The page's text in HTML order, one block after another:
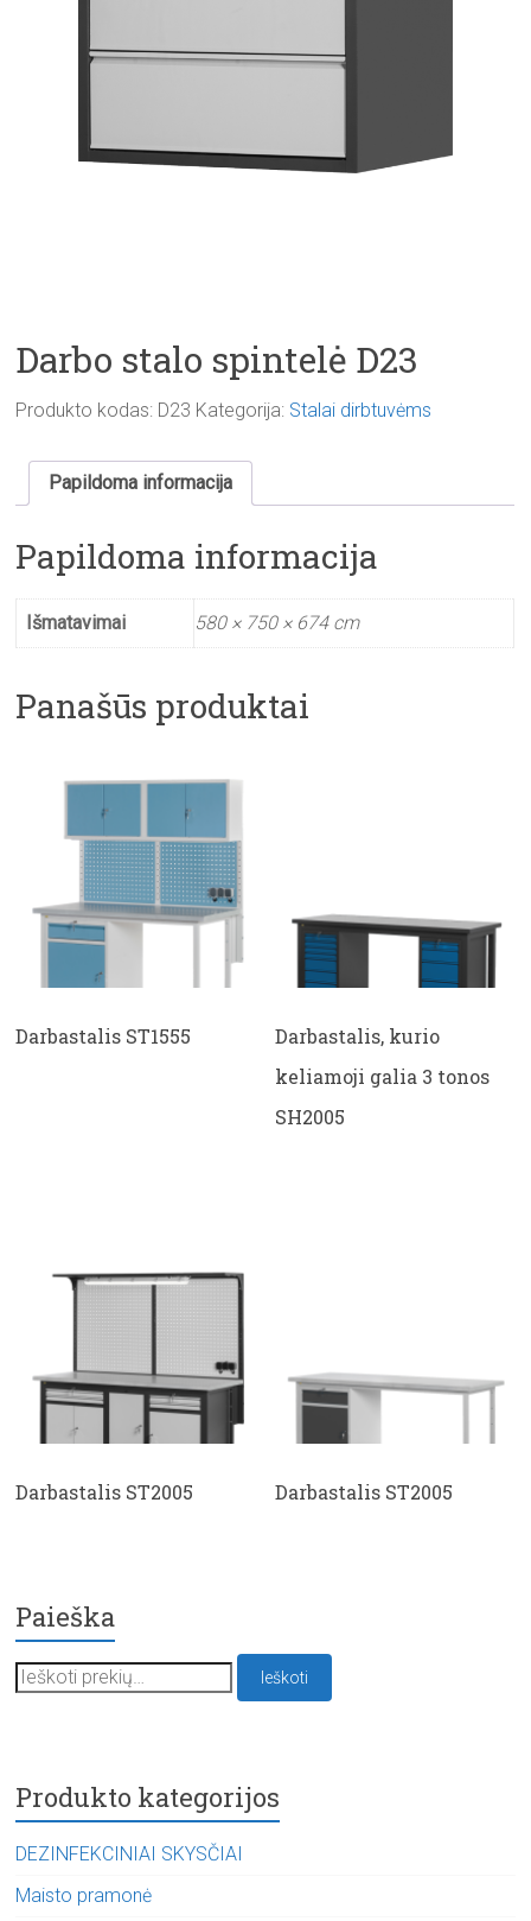
Darbo stalo spintelė D23
Produkto kodas: D23 Kategorija: Stalai dirbtuvėms
Papildoma informacija
Papildoma informacija
Išmatavimai 580 × 750 × 674 cm
Panašūs produktai
Darbastalis ST1555
Darbastalis, kurio
keliamoji galia 3 tonos
SH2005
Darbastalis ST2005 Darbastalis ST2005
Paieška
Ieškoti:
Ieškoti
Produkto kategorijos
DEZINFEKCINIAI SKYSČIAI
Maisto pramonė